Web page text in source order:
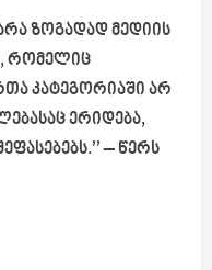
ზოგადად მედიის
რომელიც
კატეგორიაში არ
ერიდება,
– წერს